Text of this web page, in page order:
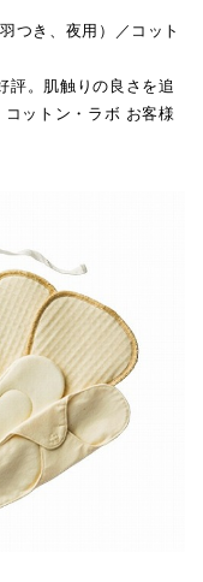
つき、夜用）／コット
評。肌触りの良さを追
ットン・ラボ お客様